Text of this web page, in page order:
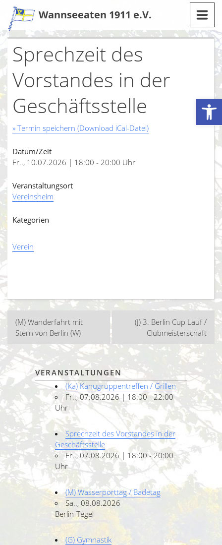
Werkzeugleiste öffnen
Zum
Inhalt
Wannseeaten 1911 e.V.
Sprechzeit des
Vorstandes in der
Geschäftsstelle
» Termin speichern (Download iCal-Datei)
Datum/Zeit
Fr.., 10.07.2026 | 18:00 - 20:00 Uhr
Veranstaltungsort
Vereinsheim
Kategorien
Verein
Beitragsnavigation
(M) Wanderfahrt mit
Stern von Berlin (W)
(J) 3. Berlin Cup Lauf /
Clubmeisterschaft
VERANSTALTUNGEN
(Ka) Kanugruppentreffen / Grillen
Fr.., 07.08.2026 | 18:00 - 22:00
Uhr
Sprechzeit des Vorstandes in der
Geschäftsstelle
Fr.., 07.08.2026 | 18:00 - 20:00
Uhr
(M) Wasserporttag / Badetag
Sa.., 08.08.2026
Berlin-Tegel
(G) Gymnastik